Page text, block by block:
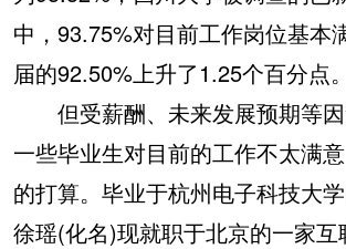
中，93.75%对目前工作岗位基本
届的92.50%上升了1.25个百分点。
但受薪酬、未来发展预期等因
一些毕业生对目前的工作不太满
的打算。毕业于杭州电子科技大
徐瑶(化名)现就职于北京的一家